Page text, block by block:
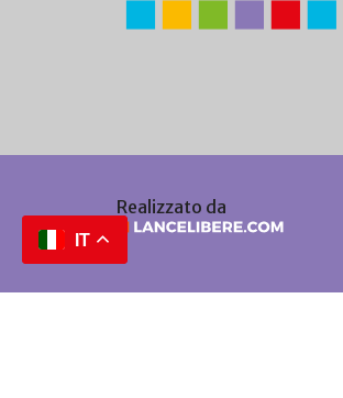
Realizzato da
IT